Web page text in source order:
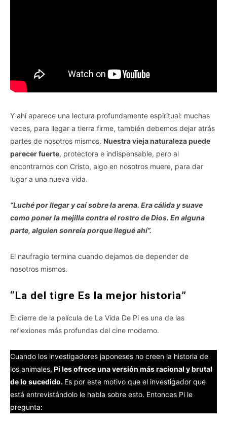
Y ahí aparece una lectura profundamente espiritual: muchas
veces, para llegar a tierra firme, también debemos dejar atrás
partes de nosotros mismos. Nuestra vieja naturaleza puede
parecer fuerte, protectora e indispensable, pero al
encontrarnos con Cristo, algo en nosotros muere, para dar
lugar a una nueva vida.
“Luché por llegar y caí sobre la arena. Era cálida y suave
como poner la mejilla contra el rostro de Dios. En alguna
parte, alguien sonreía porque llegué ahí”.
El naufragio termina cuando dejamos de depender de
nosotros mismos.
“La del tigre Es la mejor historia”
El cierre de la película de La Vida De Pi es una de las
reflexiones más profundas del cine moderno.
Cuando los investigadores japoneses no creen la historia de
los animales, Pi les ofrece una versión más racional y brutal
de lo sucedido. Es por este motivo que el investigador que
está entrevistándolo le habla sobre esto. Entonces Pi le
pregunta: